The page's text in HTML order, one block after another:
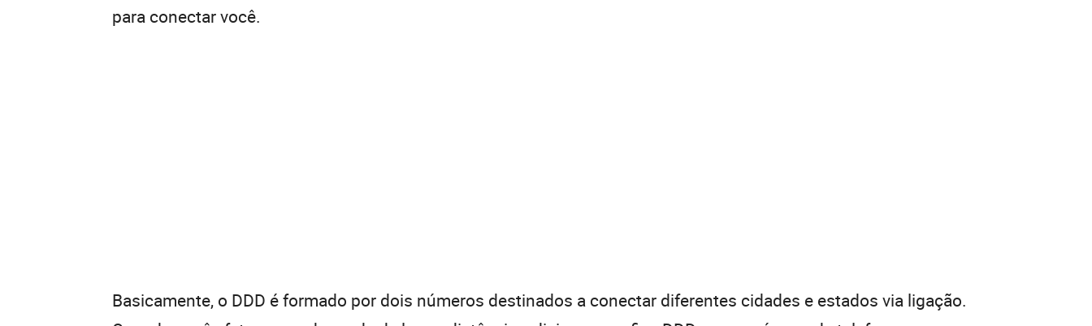
para conectar você.
Basicamente, o DDD é formado por dois números destinados a conectar diferentes cidades e estados via ligação.